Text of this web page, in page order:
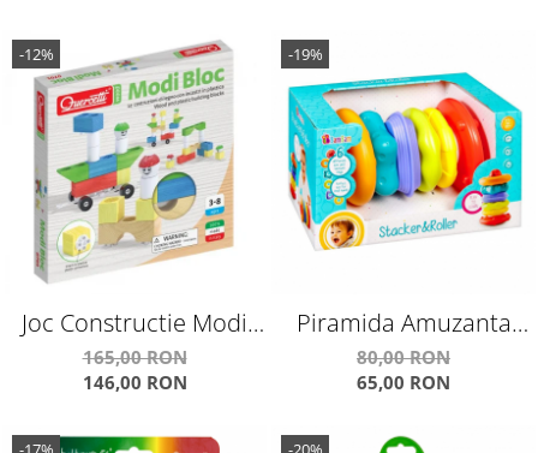
-12%
Joc Constructie Modi
Bloc 18 Piese Q0701
165,00 RON
146,00 RON
-19%
Piramida Amuzanta
E383565
80,00 RON
65,00 RON